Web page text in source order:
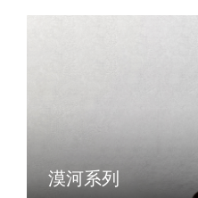
漠河系列